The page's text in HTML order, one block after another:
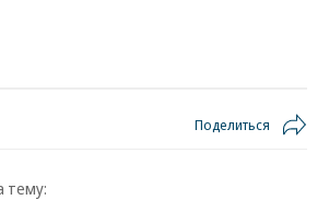
Поделиться
тему: